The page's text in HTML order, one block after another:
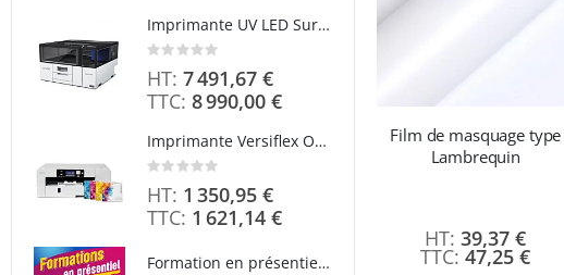
Film de masquage type
Lambrequin
47,25 €
39,37 €
Imprimante UV LED SureColor SC-V1000 EPSON - Garantie 3 ans
Rating:
0%
8 990,00 €
7 491,67 €
Imprimante Versiflex Objet et Textile : Kit Versiflex SG1000
Rating:
0%
1 621,14 €
1 350,95 €
Formation en présentiel (demi-journée)